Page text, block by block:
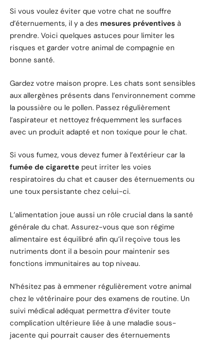
Si vous voulez éviter que votre chat ne souffre
d’éternuements, il y a des mesures préventives à
prendre. Voici quelques astuces pour limiter les
risques et garder votre animal de compagnie en
bonne santé.
Gardez votre maison propre. Les chats sont sensibles
aux allergènes présents dans l’environnement comme
la poussière ou le pollen. Passez régulièrement
l’aspirateur et nettoyez fréquemment les surfaces
avec un produit adapté et non toxique pour le chat.
Si vous fumez, vous devez fumer à l’extérieur car la
fumée de cigarette peut irriter les voies
respiratoires du chat et causer des éternuements ou
une toux persistante chez celui-ci.
L’alimentation joue aussi un rôle crucial dans la santé
générale du chat. Assurez-vous que son régime
alimentaire est équilibré afin qu’il reçoive tous les
nutriments dont il a besoin pour maintenir ses
fonctions immunitaires au top niveau.
N’hésitez pas à emmener régulièrement votre animal
chez le vétérinaire pour des examens de routine. Un
suivi médical adéquat permettra d’éviter toute
complication ultérieure liée à une maladie sous-
jacente qui pourrait causer des éternuements